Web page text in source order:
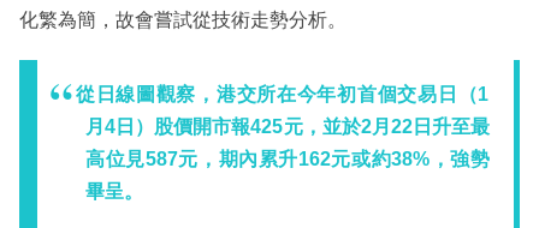
化繁為簡，故會嘗試從技術走勢分析。
從日線圖觀察，港交所在今年初首個交易日（1
月4日）股價開市報425元，並於2月22日升至最
高位見587元，期內累升162元或約38%，強勢
畢呈。